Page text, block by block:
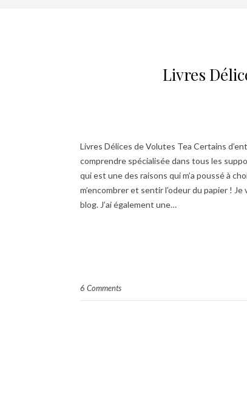
Livres
Livres Délices de Volutes Tea Certains
comprendre spécialisée dans tous les
qui est une des raisons qui m’a poussé à
m’encombrer et sentir l’odeur du papier !
blog. J’ai également une…
6 Comments